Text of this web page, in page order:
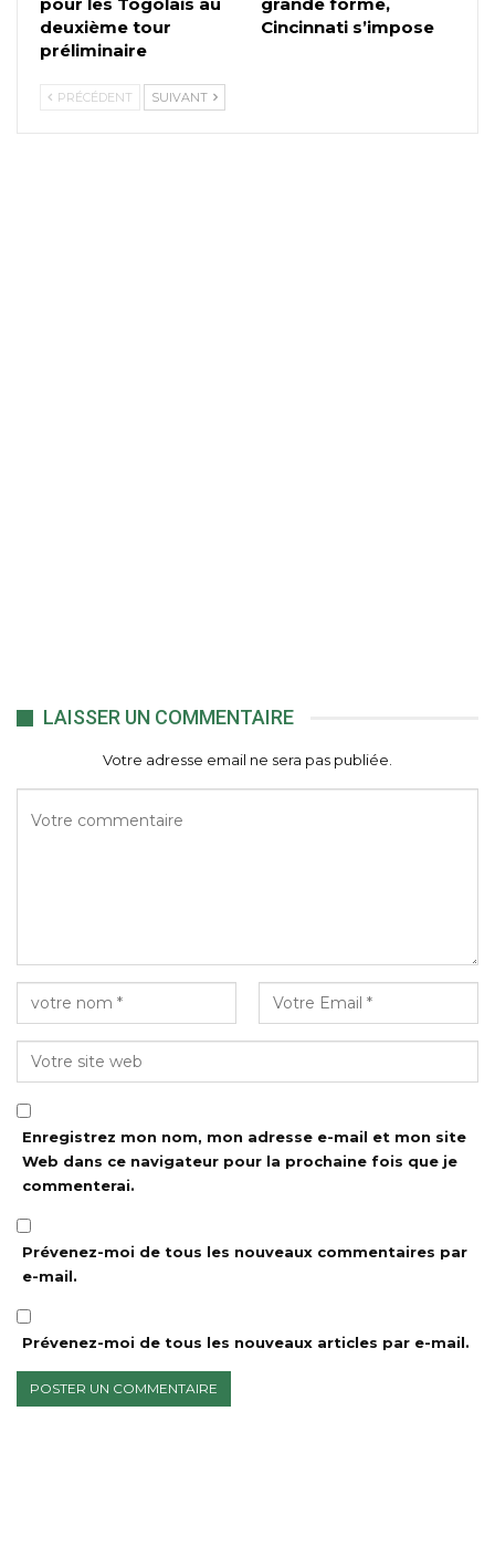
deuxième tour
préliminaire
Cincinnati s’impose
PRÉCÉDENT SUIVANT
LAISSER UN COMMENTAIRE
Votre adresse email ne sera pas publiée.
Enregistrez mon nom, mon adresse e-mail et mon site
Web dans ce navigateur pour la prochaine fois que je
commenterai.
Prévenez-moi de tous les nouveaux commentaires par
e-mail.
Prévenez-moi de tous les nouveaux articles par e-mail.